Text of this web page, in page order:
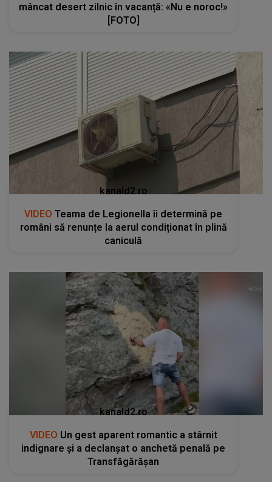
mâncat desert zilnic în vacanță: «Nu e noroc!»
[FOTO]
kanald2.ro
VIDEO Teama de Legionella îi determină pe
români să renunțe la aerul condiționat în plină
caniculă
kanald2.ro
VIDEO Un gest aparent romantic a stârnit
indignare și a declanșat o anchetă penală pe
Transfăgărășan